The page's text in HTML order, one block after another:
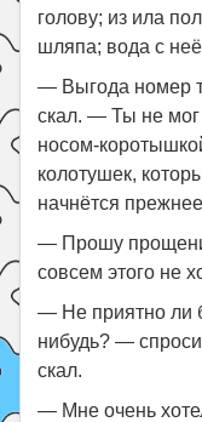
голову; из ила
шляпа; вода с
— Выгода номер
скал. — Ты не мог
носом-
колотушек,
начнётся
— Прошу
совсем этого не
— Не приятно ли
нибудь? —
скал.
— Мне очень